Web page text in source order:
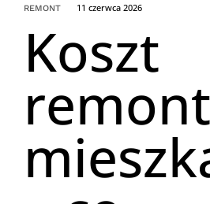
REMONT 11 czerwca 2026
Koszt